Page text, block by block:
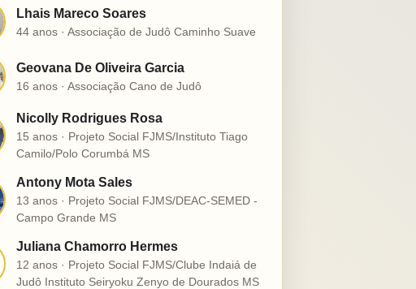
Lhais Mareco Soares
44 anos · Associação de Judô Caminho Suave
Geovana De Oliveira Garcia
16 anos · Associação Cano de Judô
Nicolly Rodrigues Rosa
15 anos · Projeto Social FJMS/Instituto Tiago
Camilo/Polo Corumbá MS
Antony Mota Sales
13 anos · Projeto Social FJMS/DEAC-SEMED -
Campo Grande MS
Juliana Chamorro Hermes
12 anos · Projeto Social FJMS/Clube Indaiá de
Judô Instituto Seiryoku Zenyo de Dourados MS